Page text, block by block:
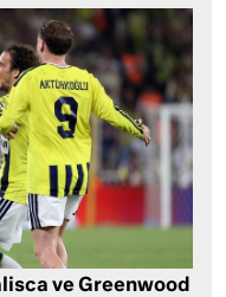
ve Greenwood